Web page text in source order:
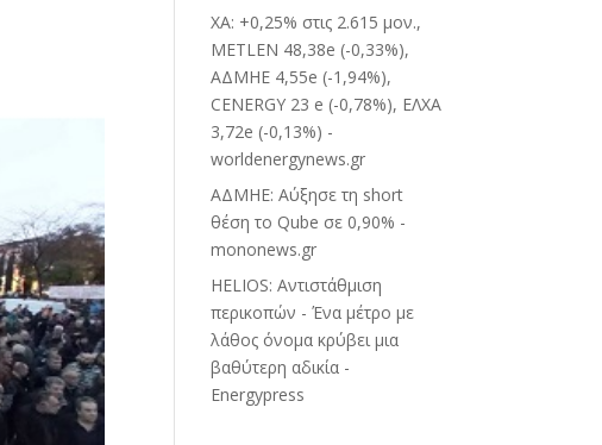
ΧΑ: +0,25% στις 2.615 μον.,
METLEN 48,38e (-0,33%),
ΑΔΜΗΕ 4,55e (-1,94%),
CENERGY 23 e (-0,78%), ΕΛΧΑ
3,72e (-0,13%) -
worldenergynews.gr
ΑΔΜΗΕ: Αύξησε τη short
θέση το Qube σε 0,90% -
mononews.gr
HELIOS: Αντιστάθμιση
περικοπών - Ένα μέτρο με
λάθος όνομα κρύβει μια
βαθύτερη αδικία -
Energypress